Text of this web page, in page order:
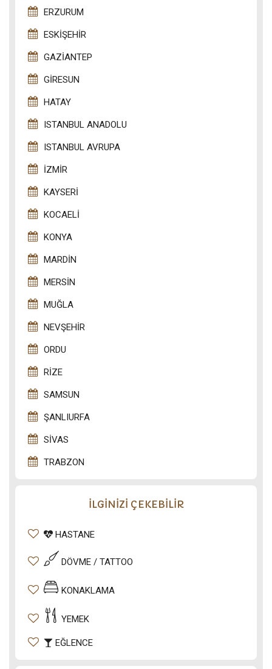
ERZURUM
ESKIŞEHIR
GAZIANTEP
GIRESUN
HATAY
ISTANBUL ANADOLU
ISTANBUL AVRUPA
İZMIR
KAYSERI
KOCAELI
KONYA
MARDIN
MERSIN
MUĞLA
NEVŞEHIR
ORDU
RIZE
SAMSUN
ŞANLIURFA
SIVAS
TRABZON
İLGİNİZİ ÇEKEBİLİR
HASTANE
DÖVME / TATTOO
KONAKLAMA
YEMEK
EĞLENCE